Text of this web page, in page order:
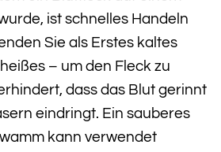
ist schnelles Handeln
Sie als Erstes kaltes
– um den Fleck zu
dass das Blut gerinnt
eindringt. Ein sauberes
kann verwendet